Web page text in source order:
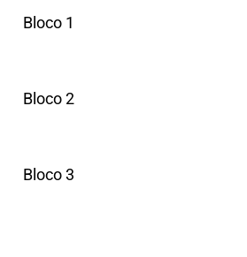
Bloco 1
Bloco 2
Bloco 3